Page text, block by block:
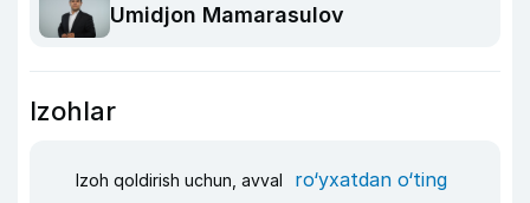
Umidjon Mamarasulov
Izohlar
Izoh qoldirish uchun, avval ro‘yxatdan o‘ting